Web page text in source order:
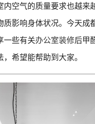
内空气的质量要求也越来
质影响身体状况。今天成
一些有关办公室装修后甲
希望能帮助到大家。